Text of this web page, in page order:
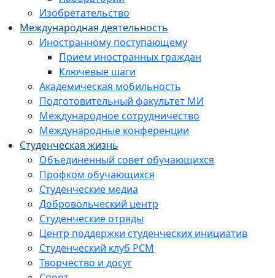
Изобретательство
Международная деятельность
Иностранному поступающему
Прием иностранных граждан
Ключевые шаги
Академическая мобильность
Подготовительный факультет МИ
Международное сотрудничество
Международные конференции
Студенческая жизнь
Объединенный совет обучающихся
Профком обучающихся
Студенческие медиа
Добровольческий центр
Студенческие отряды
Центр поддержки студенческих инициатив
Студенческий клуб РСМ
Творчество и досуг